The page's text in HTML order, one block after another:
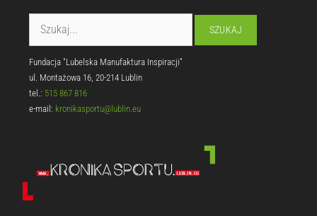
Fundacja "Lubelska Manufaktura Inspiracji"
ul. Montażowa 16, 20-214 Lublin
tel.: 515 867 816
e-mail: kronikasportu@lublin.eu